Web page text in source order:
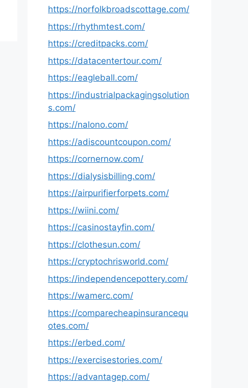
https://norfolkbroadscottage.com/
https://rhythmtest.com/
https://creditpacks.com/
https://datacentertour.com/
https://eagleball.com/
https://industrialpackagingsolution
s.com/
https://nalono.com/
https://adiscountcoupon.com/
https://cornernow.com/
https://dialysisbilling.com/
https://airpurifierforpets.com/
https://wiini.com/
https://casinostayfin.com/
https://clothesun.com/
https://cryptochrisworld.com/
https://independencepottery.com/
https://wamerc.com/
https://comparecheapinsurancequ
otes.com/
https://erbed.com/
https://exercisestories.com/
https://advantagep.com/